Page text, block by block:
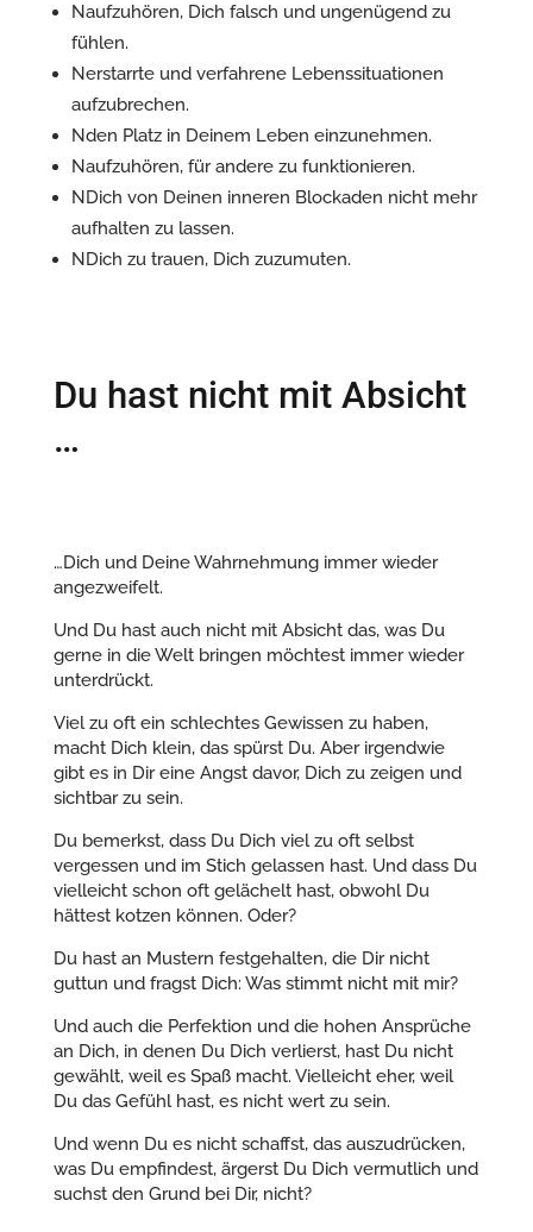
Naufzuhören, Dich falsch und ungenügend zu
fühlen.
Nerstarrte und verfahrene Lebenssituationen
aufzubrechen.
Nden Platz in Deinem Leben einzunehmen.
Naufzuhören, für andere zu funktionieren.
NDich von Deinen inneren Blockaden nicht mehr
aufhalten zu lassen.
NDich zu trauen, Dich zuzumuten.
Du hast nicht mit Absicht
…
…Dich und Deine Wahrnehmung immer wieder
angezweifelt.
Und Du hast auch nicht mit Absicht das, was Du
gerne in die Welt bringen möchtest immer wieder
unterdrückt.
Viel zu oft ein schlechtes Gewissen zu haben,
macht Dich klein, das spürst Du. Aber irgendwie
gibt es in Dir eine Angst davor, Dich zu zeigen und
sichtbar zu sein.
Du bemerkst, dass Du Dich viel zu oft selbst
vergessen und im Stich gelassen hast. Und dass Du
vielleicht schon oft gelächelt hast, obwohl Du
hättest kotzen können. Oder?
Du hast an Mustern festgehalten, die Dir nicht
guttun und fragst Dich: Was stimmt nicht mit mir?
Und auch die Perfektion und die hohen Ansprüche
an Dich, in denen Du Dich verlierst, hast Du nicht
gewählt, weil es Spaß macht. Vielleicht eher, weil
Du das Gefühl hast, es nicht wert zu sein.
Und wenn Du es nicht schaffst, das auszudrücken,
was Du empfindest, ärgerst Du Dich vermutlich und
suchst den Grund bei Dir, nicht?